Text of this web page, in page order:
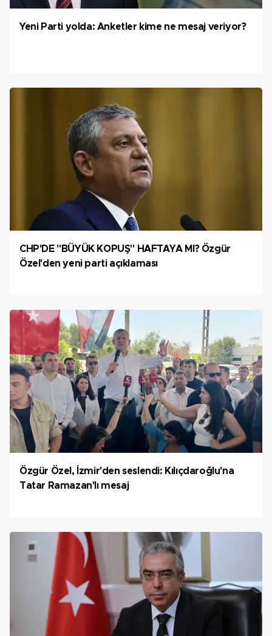
Yeni Parti yolda: Anketler kime ne mesaj veriyor?
CHP'DE "BÜYÜK KOPUŞ" HAFTAYA MI? Özgür
Özel'den yeni parti açıklaması
Özgür Özel, İzmir'den seslendi: Kılıçdaroğlu'na
Tatar Ramazan'lı mesaj